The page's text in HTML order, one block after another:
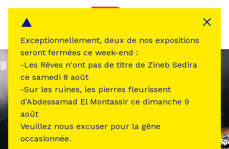
Exceptionnellement, deux de nos expositions
seront fermées ce week-end :
-Les Rêves n'ont pas de titre de Zineb Sedira
ce samedi 8 août
-Sur les ruines, les pierres fleurissent
d'Abdessamad El Montassir ce dimanche 9
août
Veuillez nous excuser pour la gêne
occasionnée.
Panneau de gestion des cookies